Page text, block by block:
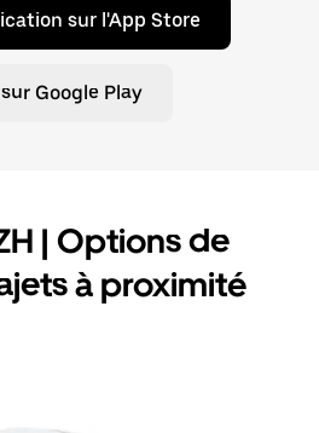
sur l'App Store
Google Play
| Options de
à proximité